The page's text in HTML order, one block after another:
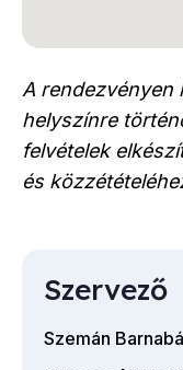
A rendezvényen
helyszínre
felvételek
és
Szervező
Szemán